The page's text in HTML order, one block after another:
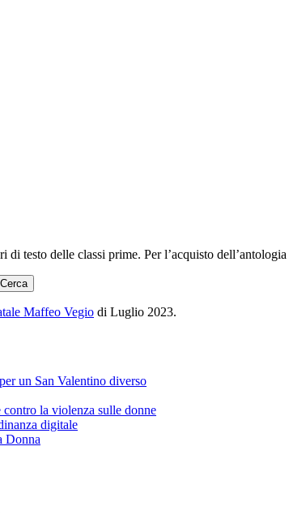
testo delle classi prime. Per l’acquisto
Maffeo Vegio di Luglio 2023.
un San Valentino diverso
la violenza sulle donne
digitale
Donna